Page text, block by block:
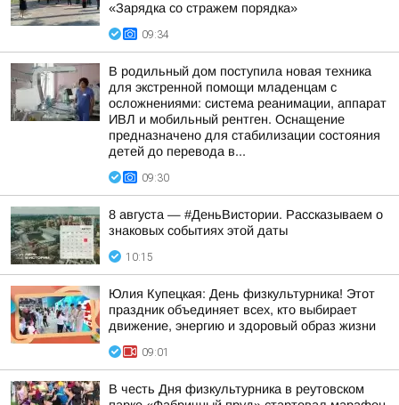
«Зарядка со стражем порядка»
09:34
В родильный дом поступила новая техника
для экстренной помощи младенцам с
осложнениями: система реанимации, аппарат
ИВЛ и мобильный рентген. Оснащение
предназначено для стабилизации состояния
детей до перевода в...
09:30
8 августа — #ДеньВистории. Рассказываем о
знаковых событиях этой даты
10:15
Юлия Купецкая: День физкультурника! Этот
праздник объединяет всех, кто выбирает
движение, энергию и здоровый образ жизни
09:01
В честь Дня физкультурника в реутовском